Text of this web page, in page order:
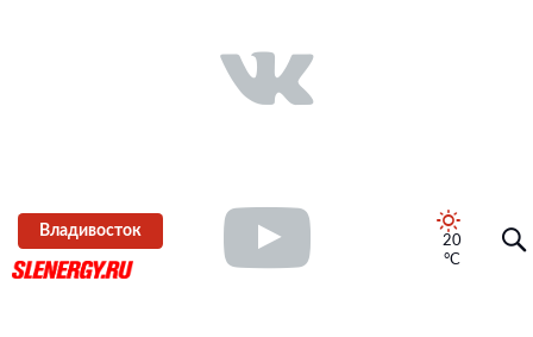
Владивосток
20
°C